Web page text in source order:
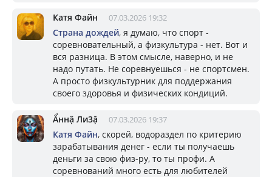
Катя Файн 07.03.2026 19:32
Страна дождей, я думаю, что спорт -
соревновательный, а физкультура - нет. Вот и
вся разница. В этом смысле, наверно, и не
надо путать. Не соревнуешься - не спортсмен.
А просто физкультурник для поддержания
своего здоровья и физических кондиций.
Ẩннậ Ли3ặ 07.03.2026 19:37
Катя Файн, скорей, водораздел по критерию
зарабатывания денег - если ты получаешь
деньги за свою физ-ру, то ты профи. А
соревнований много есть для любителей